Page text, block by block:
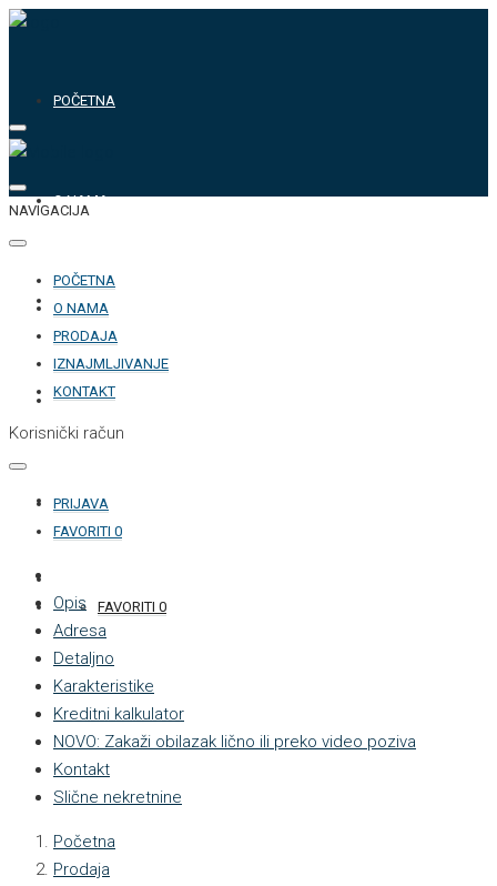
POČETNA
O NAMA
PRODAJA
IZNAJMLJIVANJE
KONTAKT
FAVORITI 0
NAVIGACIJA
POČETNA
O NAMA
PRODAJA
IZNAJMLJIVANJE
KONTAKT
Korisnički račun
PRIJAVA
FAVORITI 0
Opis
Adresa
Detaljno
Karakteristike
Kreditni kalkulator
NOVO: Zakaži obilazak lično ili preko video poziva
Kontakt
Slične nekretnine
Početna
Prodaja